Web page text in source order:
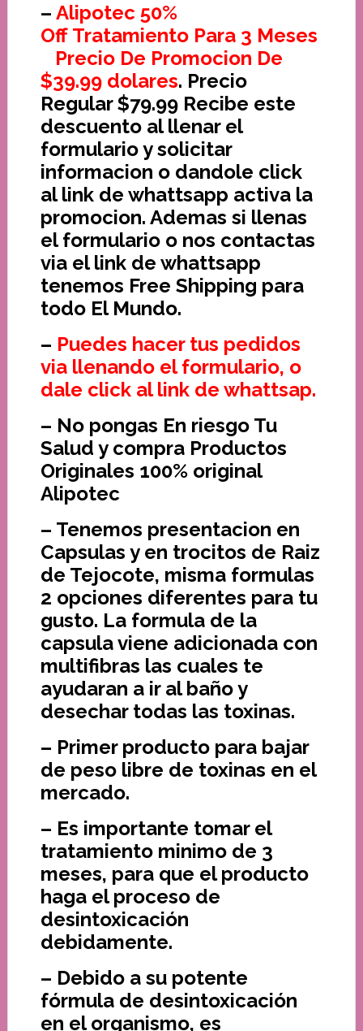
– Alipotec 50%
Off Tratamiento Para 3 Meses
Precio De Promocion De
$39.99 dolares. Precio
Regular $79.99 Recibe este
descuento al llenar el
formulario y solicitar
informacion o dandole click
al link de whattsapp activa la
promocion. Ademas si llenas
el formulario o nos contactas
via el link de whattsapp
tenemos Free Shipping para
todo El Mundo.
– Puedes hacer tus pedidos
via llenando el formulario, o
dale click al link de whattsap.
– No pongas En riesgo Tu
Salud y compra Productos
Originales 100% original
Alipotec
– Tenemos presentacion en
Capsulas y en trocitos de Raiz
de Tejocote, misma formulas
2 opciones diferentes para tu
gusto. La formula de la
capsula viene adicionada con
multifibras las cuales te
ayudaran a ir al baño y
desechar todas las toxinas.
– Primer producto para bajar
de peso libre de toxinas en el
mercado.
– Es importante tomar el
tratamiento minimo de 3
meses, para que el producto
haga el proceso de
desintoxicación
debidamente.
– Debido a su potente
fórmula de desintoxicación
en el organismo, es